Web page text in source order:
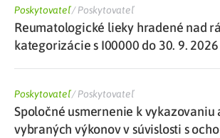
Poskytovateľ/Poskytovateľ
Reumatologické lieky hradené nad
kategorizácie s I00000 do 30. 9. 2026
Poskytovateľ/Poskytovateľ
Spoločné usmernenie k vykazovaniu
vybraných výkonov v súvislosti s